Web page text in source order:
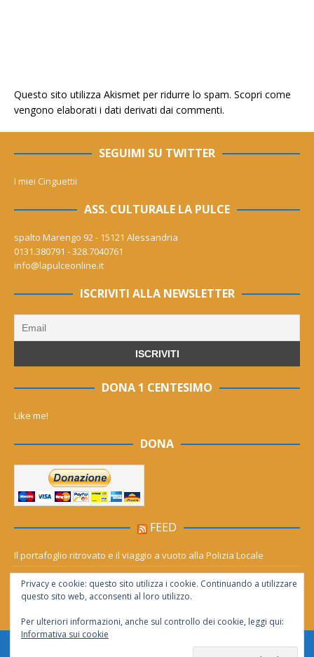
Questo sito utilizza Akismet per ridurre lo spam. Scopri come
vengono elaborati i dati derivati dai commenti.
SEGUIMI SU TWITTER
I miei Cinguettii
ASS. CULTURALE LA PULCE
spalto Marengo 92 - 15121 Alessandria
0131.380791 - 328.7040761
info@lapulceonline.it
ISCRIVITI ALLA NEWSLETTER
DONA 1 CENTESIMO
Like me!
DONA
FEED
Il portafoglio ritrovato e il viaggio a vuoto alla Polizia Locale
Mornese, il rogo torna a fare paura: le fiamme avanzano verso la
Lavagnina
Privacy e cookie: questo sito utilizza i cookie. Continuando a utilizzare
questo sito web, acconsenti al loro utilizzo.
Per ulteriori informazioni, anche sul controllo dei cookie, leggi qui:
Informativa sui cookie